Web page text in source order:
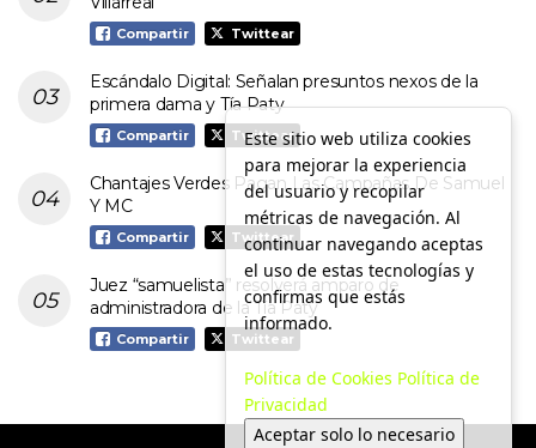
Compartir Twittear
Escándalo Digital: Señalan presuntos nexos de la
primera dama y Tía Paty
Compartir Twittear
Chantajes Verdes Pagan Las Campañas De Samuel
Y MC
Compartir Twittear
Juez “samuelista” resolverá amparo de
administradora de la Tía Paty
Compartir Twittear
Este sitio web utiliza cookies
para mejorar la experiencia
del usuario y recopilar
métricas de navegación. Al
continuar navegando aceptas
el uso de estas tecnologías y
confirmas que estás
informado.
Política de Cookies Política de
Privacidad
Aceptar solo lo necesario